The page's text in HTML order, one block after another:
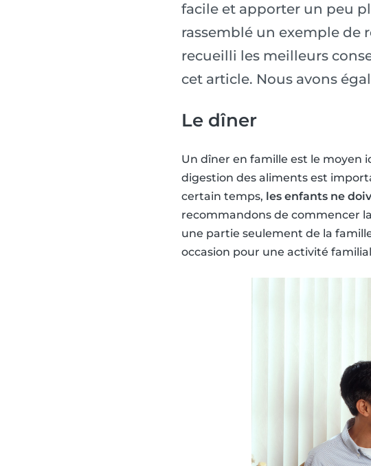
facile et apporter un peu
rassemblé un exemple de
recueilli les meilleurs
cet article. Nous avons
Le dîner
Un dîner en famille est le moyen
digestion des aliments est
certain temps, les enfants ne
recommandons de commencer
une partie seulement de la
occasion pour une activité